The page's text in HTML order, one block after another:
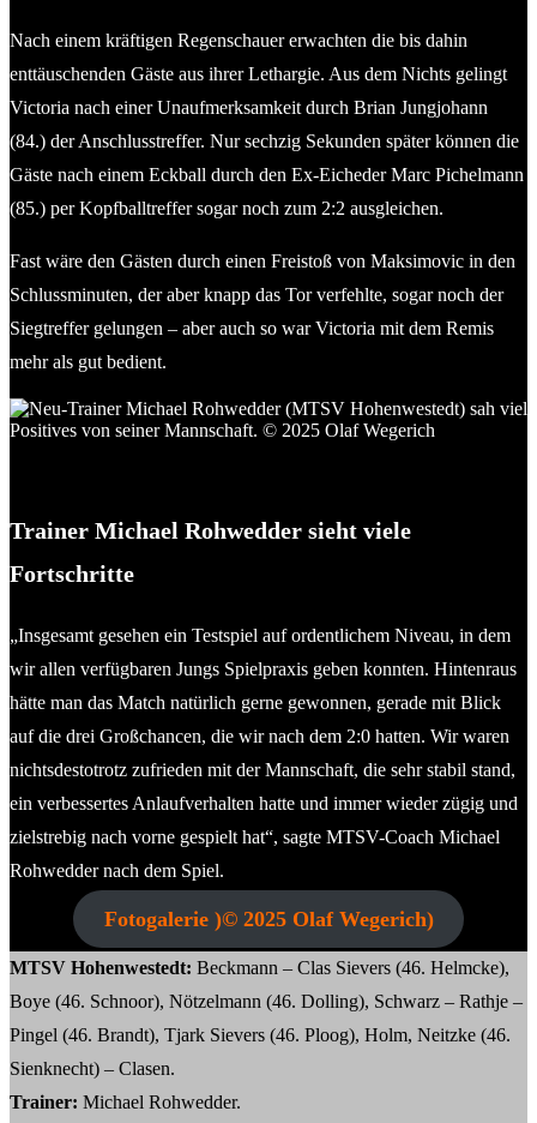
Nach einem kräftigen Regenschauer erwachten die bis dahin
enttäuschenden Gäste aus ihrer Lethargie. Aus dem Nichts gelingt
Victoria nach einer Unaufmerksamkeit durch Brian Jungjohann
(84.) der Anschlusstreffer. Nur sechzig Sekunden später können die
Gäste nach einem Eckball durch den Ex-Eicheder Marc Pichelmann
(85.) per Kopfballtreffer sogar noch zum 2:2 ausgleichen.
Fast wäre den Gästen durch einen Freistoß von Maksimovic in den
Schlussminuten, der aber knapp das Tor verfehlte, sogar noch der
Siegtreffer gelungen – aber auch so war Victoria mit dem Remis
mehr als gut bedient.
Trainer Michael Rohwedder sieht viele
Fortschritte
„Insgesamt gesehen ein Testspiel auf ordentlichem Niveau, in dem
wir allen verfügbaren Jungs Spielpraxis geben konnten. Hintenraus
hätte man das Match natürlich gerne gewonnen, gerade mit Blick
auf die drei Großchancen, die wir nach dem 2:0 hatten. Wir waren
nichtsdestotrotz zufrieden mit der Mannschaft, die sehr stabil stand,
ein verbessertes Anlaufverhalten hatte und immer wieder zügig und
zielstrebig nach vorne gespielt hat“, sagte MTSV-Coach Michael
Rohwedder nach dem Spiel.
Fotogalerie )© 2025 Olaf Wegerich)
MTSV Hohenwestedt: Beckmann – Clas Sievers (46. Helmcke),
Boye (46. Schnoor), Nötzelmann (46. Dolling), Schwarz – Rathje –
Pingel (46. Brandt), Tjark Sievers (46. Ploog), Holm, Neitzke (46.
Sienknecht) – Clasen.
Trainer: Michael Rohwedder.